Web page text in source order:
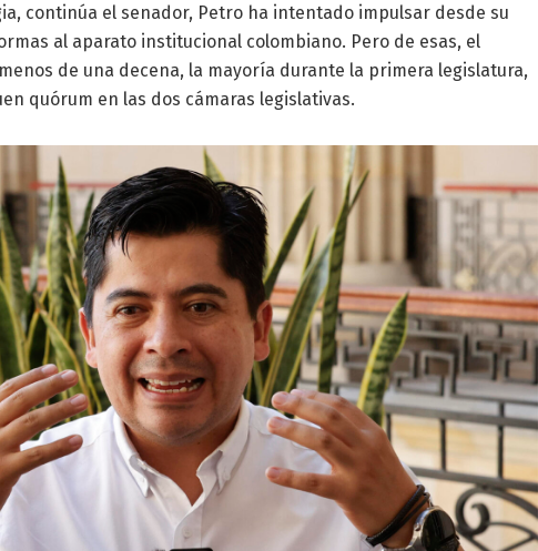
continúa el senador, Petro ha intentado impulsar desde su
al aparato institucional colombiano. Pero de esas, el
de una decena, la mayoría durante la primera legislatura,
quórum en las dos cámaras legislativas.